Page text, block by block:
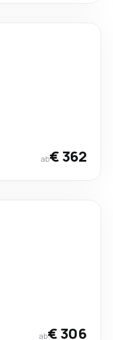
ab€ 362
ab€ 306